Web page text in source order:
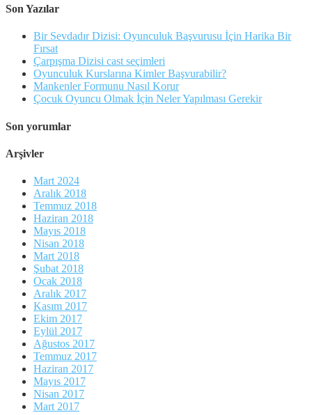
Son Yazılar
Bir Sevdadır Dizisi: Oyunculuk Başvurusu İçin Harika Bir
Fırsat
Çarpışma Dizisi cast seçimleri
Oyunculuk Kurslarına Kimler Başvurabilir?
Mankenler Formunu Nasıl Korur
Çocuk Oyuncu Olmak İçin Neler Yapılması Gerekir
Son yorumlar
Arşivler
Mart 2024
Aralık 2018
Temmuz 2018
Haziran 2018
Mayıs 2018
Nisan 2018
Mart 2018
Şubat 2018
Ocak 2018
Aralık 2017
Kasım 2017
Ekim 2017
Eylül 2017
Ağustos 2017
Temmuz 2017
Haziran 2017
Mayıs 2017
Nisan 2017
Mart 2017